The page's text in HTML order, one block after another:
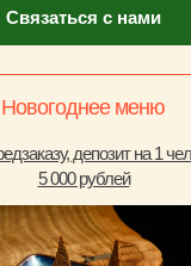
Связаться с нами
депозит на 1
5 000 рублей
Новогоднее меню